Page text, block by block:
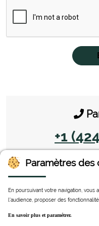
+1
STT SASU - 59, Allée Jean-
Paramètres des
En poursuivant votre navigation,
l'audience, proposer des
En savoir plus et paramétrer.